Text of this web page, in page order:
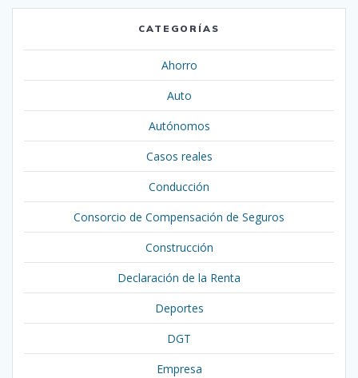
CATEGORÍAS
Ahorro
Auto
Autónomos
Casos reales
Conducción
Consorcio de Compensación de Seguros
Construcción
Declaración de la Renta
Deportes
DGT
Empresa